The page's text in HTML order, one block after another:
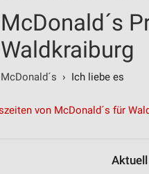
McDonald´s
Waldkraiburg
McDonald´s › Ich liebe es
von McDonald´s für